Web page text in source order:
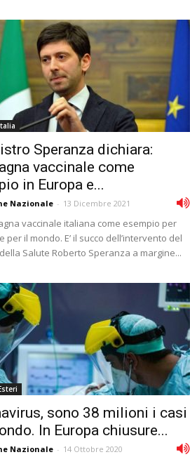
Speranza dichiara:
vaccinale come
in Europa e...
Nazionale - 13 Dicembre 2021
vaccinale italiana come esempio per
per il mondo. E’ il succo dell’intervento del
Salute Roberto Speranza a margine...
sono 38 milioni i casi
In Europa chiusure...
Nazionale - 14 Ottobre 2020